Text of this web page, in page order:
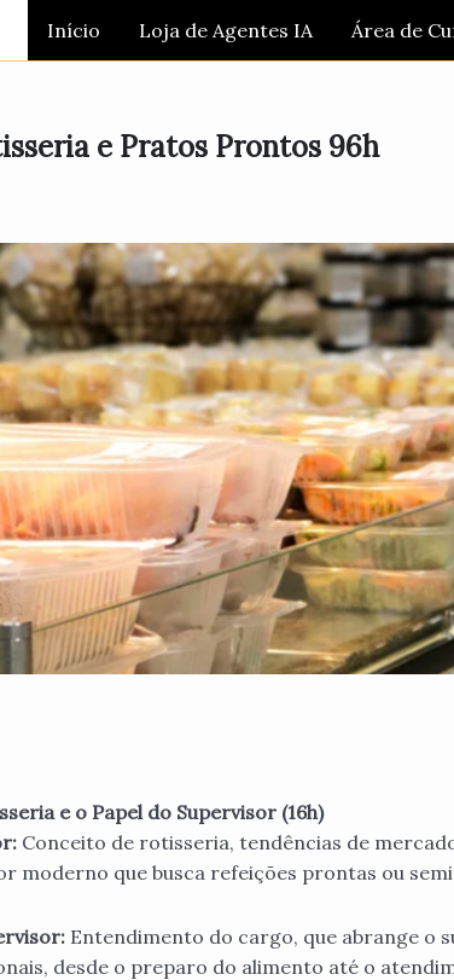
Início Loja de Agentes IA Área de
e Pratos Prontos 96h
e o Papel do Supervisor (16h)
Conceito de rotisseria, tendências de
moderno que busca refeições prontas ou
Entendimento do cargo, que abrange o
desde o preparo do alimento até o